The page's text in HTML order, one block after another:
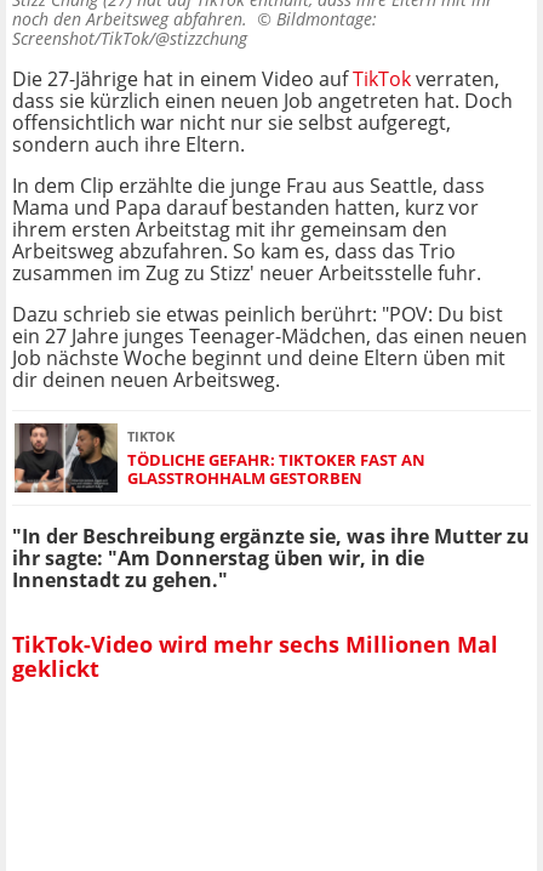
noch den Arbeitsweg abfahren. © Bildmontage:
Screenshot/TikTok/@stizzchung
Die 27-Jährige hat in einem Video aufTikTokverraten,
dass sie kürzlich einen neuen Job angetreten hat. Doch
offensichtlich war nicht nur sie selbst aufgeregt,
sondern auch ihre Eltern.
In dem Clip erzählte die junge Frau aus Seattle, dass
Mama und Papa darauf bestanden hatten, kurz vor
ihrem ersten Arbeitstag mit ihr gemeinsam den
Arbeitsweg abzufahren. So kam es, dass das Trio
zusammen im Zug zu Stizz' neuer Arbeitsstelle fuhr.
Dazu schrieb sie etwas peinlich berührt: "POV: Du bist
ein 27 Jahre junges Teenager-Mädchen, das einen neuen
Job nächste Woche beginnt und deine Eltern üben mit
dir deinen neuen Arbeitsweg.
TIKTOK
TÖDLICHE GEFAHR: TIKTOKER FAST AN
GLASSTROHHALM GESTORBEN
"In der Beschreibung ergänzte sie, was ihre Mutter zu
ihr sagte: "Am Donnerstag üben wir, in die
Innenstadt zu gehen."
TikTok-Video wird mehr sechs Millionen Mal
geklickt